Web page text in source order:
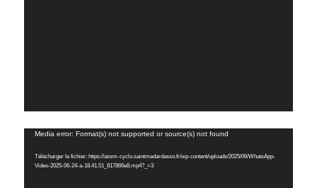
Lecteur
Media error: Format(s) not supported or source(s) not found
Télécharger le fichier: https://assm-cyclo.saintmedardasso.fr/wp-content/uploads/2025/06/WhatsApp-
Video-2025-06-24-a-18.41.51_817866e8.mp4?_=3